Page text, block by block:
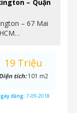
– Quận
– 67 Mai
19 Triệu
tích:101 m2
đăng: 7-09-2018